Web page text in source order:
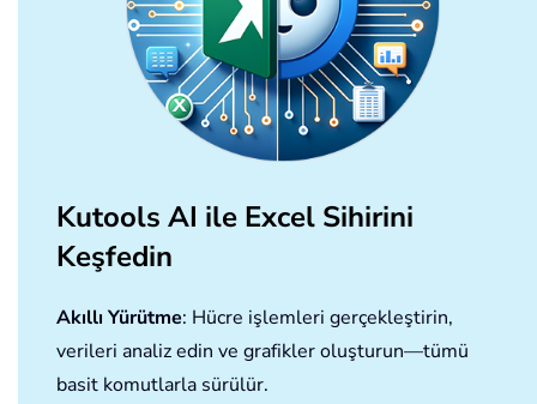
Kutools AI ile Excel Sihirini
Keşfedin
Akıllı Yürütme: Hücre işlemleri gerçekleştirin,
verileri analiz edin ve grafikler oluşturun—tümü
basit komutlarla sürülür.